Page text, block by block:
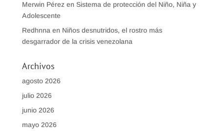
Merwin Pérezen Sistema de protección del Niño, Niña y
Adolescente
Redhnnaen Niños desnutridos, el rostro más
desgarrador de la crisis venezolana
Archivos
agosto 2026
julio 2026
junio 2026
mayo 2026